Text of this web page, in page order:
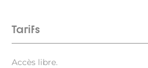
Tarifs
Accès libre.